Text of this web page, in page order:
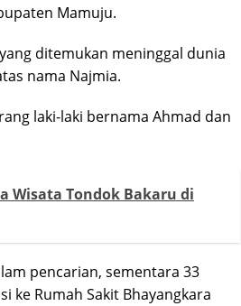
Mamuju.
ditemukan meninggal dunia
nama Najmia.
laki-laki bernama Ahmad dan
Wisata Tondok Bakaru di
pencarian, sementara 33
ke Rumah Sakit Bhayangkara